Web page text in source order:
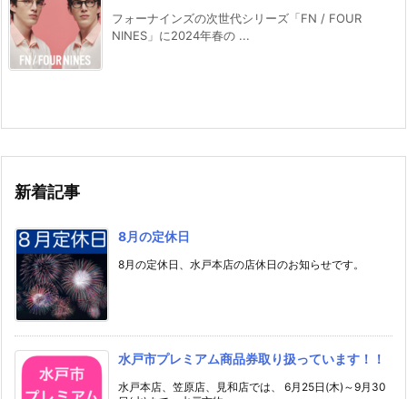
フォーナインズの次世代シリーズ「FN / FOUR
NINES」に2024年春の ...
新着記事
8月の定休日
8月の定休日、水戸本店の店休日のお知らせです。
水戸市プレミアム商品券取り扱っています！！
水戸本店、笠原店、見和店では、 6月25日(木)～9月30